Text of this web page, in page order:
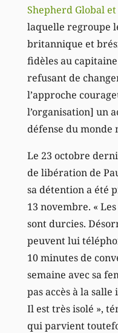
Shepherd Global
laquelle regroupe
britannique et
fidèles au
refusant de
l’approche
l’organisation] un
défense du monde
Le 23 octobre
de libération de
sa détention a été
13 novembre. «
sont durcies.
peuvent lui
10 minutes de
semaine avec sa
pas accès à la
Il est très isolé »,
qui parvient